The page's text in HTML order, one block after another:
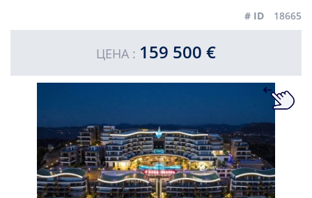
# ID
18665
ЦЕНА : 159 500 €